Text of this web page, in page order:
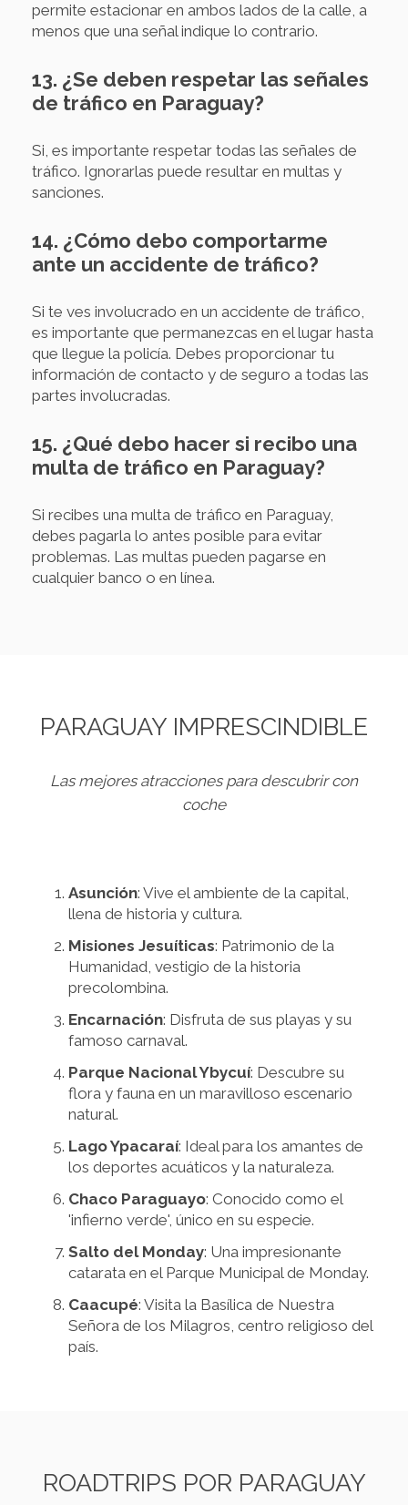
permite estacionar en ambos lados de la calle, a
menos que una señal indique lo contrario.
13. ¿Se deben respetar las señales
de tráfico en Paraguay?
Si, es importante respetar todas las señales de
tráfico. Ignorarlas puede resultar en multas y
sanciones.
14. ¿Cómo debo comportarme
ante un accidente de tráfico?
Si te ves involucrado en un accidente de tráfico,
es importante que permanezcas en el lugar hasta
que llegue la policía. Debes proporcionar tu
información de contacto y de seguro a todas las
partes involucradas.
15. ¿Qué debo hacer si recibo una
multa de tráfico en Paraguay?
Si recibes una multa de tráfico en Paraguay,
debes pagarla lo antes posible para evitar
problemas. Las multas pueden pagarse en
cualquier banco o en línea.
PARAGUAY IMPRESCINDIBLE
Las mejores atracciones para descubrir con
coche
Asunción: Vive el ambiente de la capital,
llena de historia y cultura.
Misiones Jesuíticas: Patrimonio de la
Humanidad, vestigio de la historia
precolombina.
Encarnación: Disfruta de sus playas y su
famoso carnaval.
Parque Nacional Ybycuí: Descubre su
flora y fauna en un maravilloso escenario
natural.
Lago Ypacaraí: Ideal para los amantes de
los deportes acuáticos y la naturaleza.
Chaco Paraguayo: Conocido como el
'infierno verde', único en su especie.
Salto del Monday: Una impresionante
catarata en el Parque Municipal de Monday.
Caacupé: Visita la Basílica de Nuestra
Señora de los Milagros, centro religioso del
país.
ROADTRIPS POR PARAGUAY